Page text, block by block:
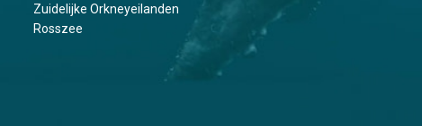
Zuidelijke Orkneyeilanden
Rosszee